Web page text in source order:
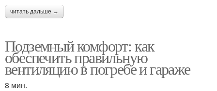
читать дальше →
Подземный комфорт: как
обеспечить правильную
вентиляцию в погребе и гараже
8 мин.